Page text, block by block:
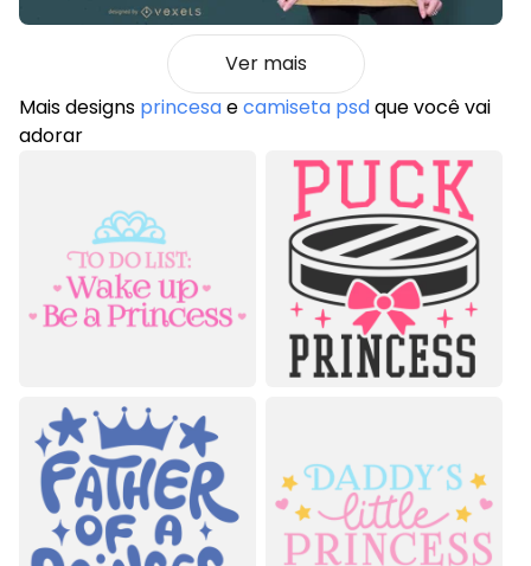
Ver mais
Mais designs princesaecamiseta psdque você vai
adorar